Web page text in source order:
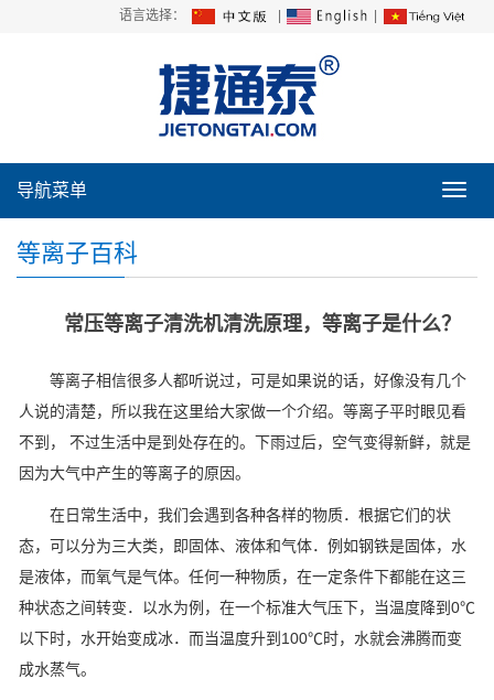
语言选择：
导
导航菜单
等离子百科
常压等离子清洗机清洗原理，等离子是什么？
等离子相信很多人都听说过，可是如果说的话，好像没有几个
人说的清楚，所以我在这里给大家做一个介绍。等离子平时眼见看
不到， 不过生活中是到处存在的。下雨过后，空气变得新鲜，就是
因为大气中产生的等离子的原因。
在日常生活中，我们会遇到各种各样的物质．根据它们的状
态，可以分为三大类，即固体、液体和气体．例如钢铁是固体，水
是液体，而氧气是气体。任何一种物质，在一定条件下都能在这三
种状态之间转变．以水为例，在一个标准大气压下，当温度降到0℃
以下时，水开始变成冰．而当温度升到100℃时，水就会沸腾而变
成水蒸气。